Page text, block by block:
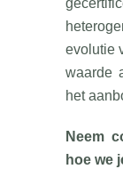
evolutie
waarde
het
Neem
hoe we